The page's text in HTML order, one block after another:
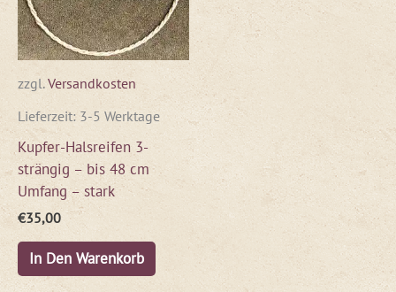
zzgl.Versandkosten
Lieferzeit: 3-5 Werktage
Kupfer-Halsreifen 3-
strängig – bis 48 cm
Umfang – stark
€35,00
In Den Warenkorb